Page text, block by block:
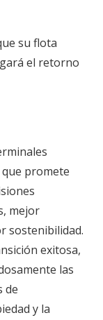
su flota
el retorno
promete
mejor
sostenibilidad.
exitosa,
las
de
y la